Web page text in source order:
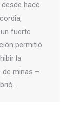
desde hace
fuerte
permitió
la
de minas –